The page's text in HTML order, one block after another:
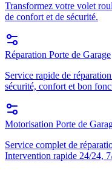
Transformez votre volet
de confort et de sécurité.
Réparation Porte de Garage
Service rapide de
sécurité, confort et bon
Motorisation Porte de
Service complet de
Intervention rapide 24/24,